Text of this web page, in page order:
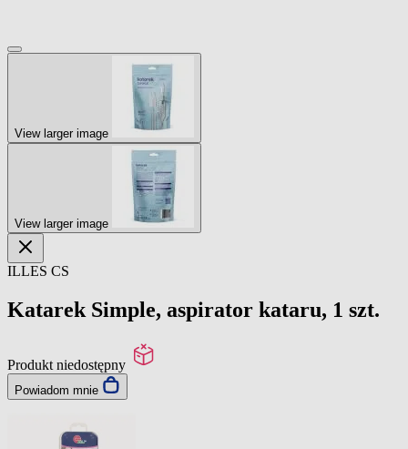
View larger image
View larger image
ILLES CS
Katarek Simple, aspirator kataru, 1 szt.
Produkt niedostępny
Powiadom mnie